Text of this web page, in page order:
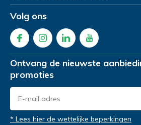
Volg ons
Ontvang de nieuwste
promoties
* Lees hier de wettelijke beperkingen